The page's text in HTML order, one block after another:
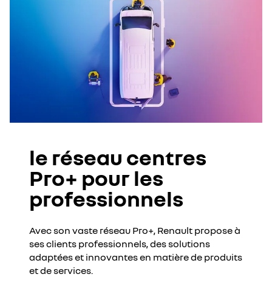
le réseau centres
Pro+ pour les
professionnels
Avec son vaste réseau Pro+, Renault propose à
ses clients professionnels, des solutions
adaptées et innovantes en matière de produits
et de services.